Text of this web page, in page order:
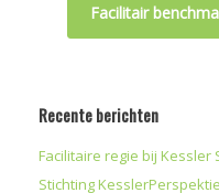
Facilitair
Recente berichten
Facilitaire regie bij Kessler
Stichting